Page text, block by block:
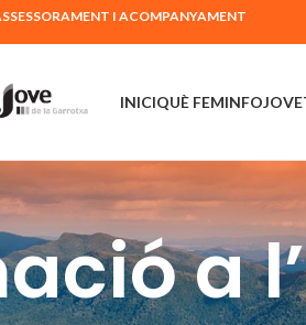
I ACOMPANYAMENT
INICIQUÈ FEMINFOJOVE
a